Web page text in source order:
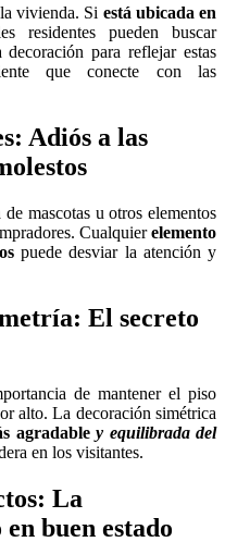
vivienda. Si está ubicada en
residentes pueden buscar
para reflejar estas
que conecte con las
Adiós a las
mascotas u otros elementos
Cualquierelemento
puede desviar la atención y
El secreto
de mantener el piso
alto. La decoración simétrica
agradable y equilibrada del
en los visitantes.
La
buen estado